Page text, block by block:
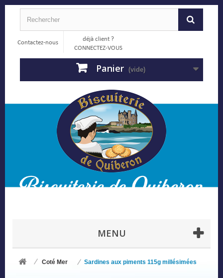
Contactez-nous
déjà client ?
CONNECTEZ-VOUS
Panier (vide)
MENU
Coté Mer Sardines aux piments 115g millésimées